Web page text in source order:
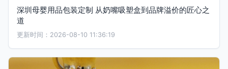
深圳母婴用品包装定制 从奶嘴吸塑盒到品牌溢价的匠心之
道
更新时间：2026-08-10 11:36:19